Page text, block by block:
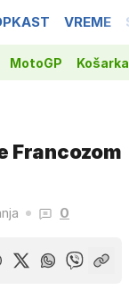
VREME
MotoGP Košarka
Francozom
0